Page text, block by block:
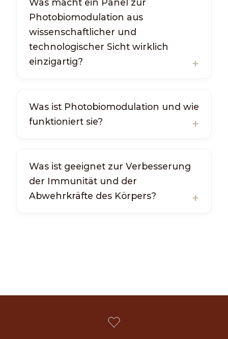
Was macht ein Panel zur
Photobiomodulation aus
wissenschaftlicher und
technologischer Sicht wirklich
einzigartig?
Was ist Photobiomodulation und wie
funktioniert sie?
Was ist geeignet zur Verbesserung
der Immunität und der
Abwehrkräfte des Körpers?